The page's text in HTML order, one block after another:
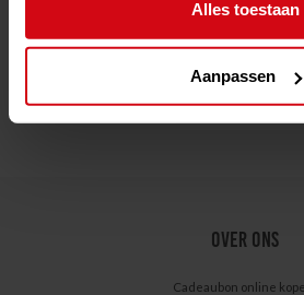
Alles toestaan
Aanpassen
OVER ONS
Cadeaubon online